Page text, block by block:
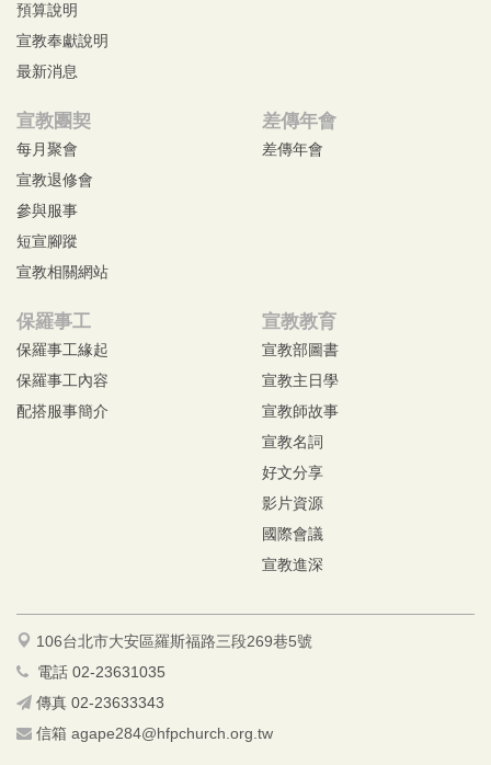
預算說明
宣教奉獻說明
最新消息
宣教團契
每月聚會
宣教退修會
參與服事
短宣腳蹤
宣教相關網站
差傳年會
差傳年會
保羅事工
保羅事工緣起
保羅事工內容
配搭服事簡介
宣教教育
宣教部圖書
宣教主日學
宣教師故事
宣教名詞
好文分享
影片資源
國際會議
宣教進深
106台北市大安區羅斯福路三段269巷5號
電話 02-23631035
傳真 02-23633343
信箱 agape284@hfpchurch.org.tw